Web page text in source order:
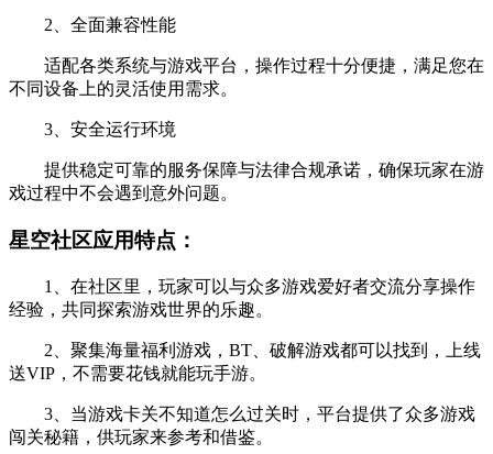
2、全面兼容性能
适配各类系统与游戏平台，操作过程十分便捷，满足您在
不同设备上的灵活使用需求。
3、安全运行环境
提供稳定可靠的服务保障与法律合规承诺，确保玩家在游
戏过程中不会遇到意外问题。
星空社区应用特点：
1、在社区里，玩家可以与众多游戏爱好者交流分享操作
经验，共同探索游戏世界的乐趣。
2、聚集海量福利游戏，BT、破解游戏都可以找到，上线
送VIP，不需要花钱就能玩手游。
3、当游戏卡关不知道怎么过关时，平台提供了众多游戏
闯关秘籍，供玩家来参考和借鉴。